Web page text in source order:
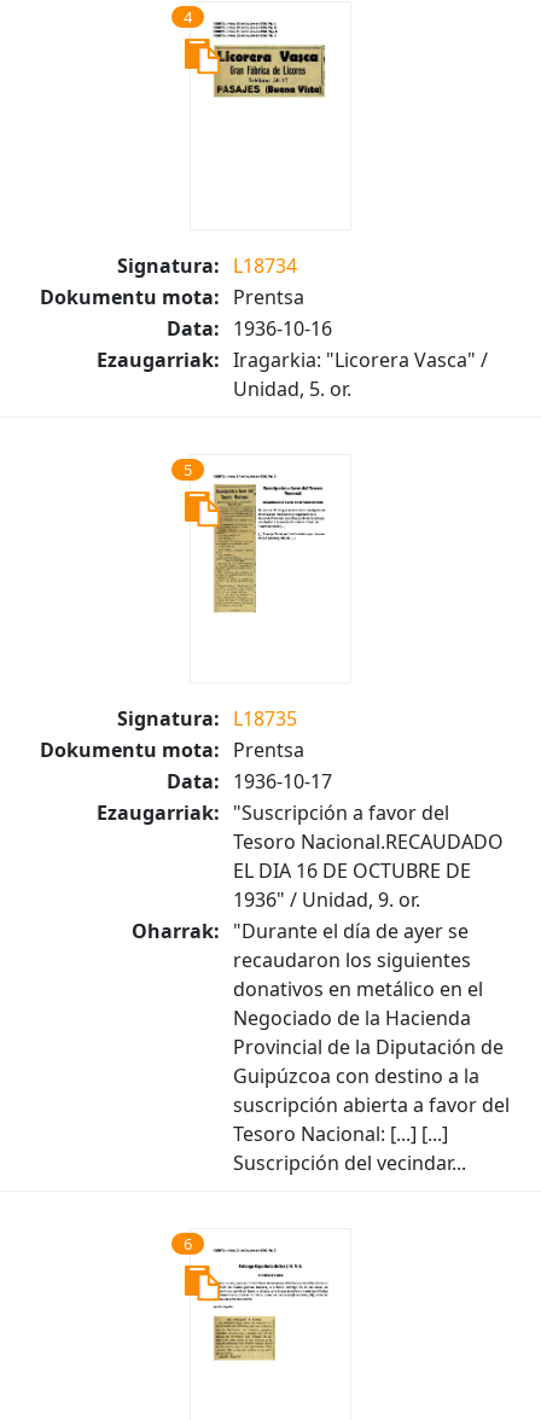
4
Signatura: L18734
Dokumentu mota: Prentsa
Data: 1936-10-16
Ezaugarriak: Iragarkia: "Licorera Vasca" /
Unidad, 5. or.
5
Signatura: L18735
Dokumentu mota: Prentsa
Data: 1936-10-17
Ezaugarriak: "Suscripción a favor del
Tesoro Nacional.RECAUDADO
EL DIA 16 DE OCTUBRE DE
1936" / Unidad, 9. or.
Oharrak: "Durante el día de ayer se
recaudaron los siguientes
donativos en metálico en el
Negociado de la Hacienda
Provincial de la Diputación de
Guipúzcoa con destino a la
suscripción abierta a favor del
Tesoro Nacional: [...] [...]
Suscripción del vecindar...
6